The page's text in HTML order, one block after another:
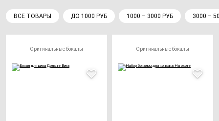
ВСЕ ТОВАРЫ ДО 1000 РУБ 1000 – 3000 РУБ 3000 –
Оригинальные бокалы Оригинальные бокалы